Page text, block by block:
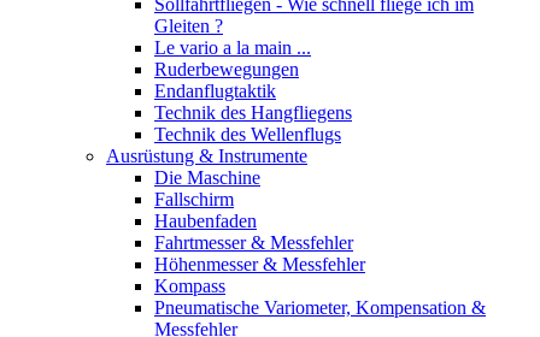
Sollfahrtfliegen - Wie schnell fliege ich im
Gleiten ?
Le vario a la main ...
Ruderbewegungen
Endanflugtaktik
Technik des Hangfliegens
Technik des Wellenflugs
Ausrüstung & Instrumente
Die Maschine
Fallschirm
Haubenfaden
Fahrtmesser & Messfehler
Höhenmesser & Messfehler
Kompass
Pneumatische Variometer, Kompensation &
Messfehler